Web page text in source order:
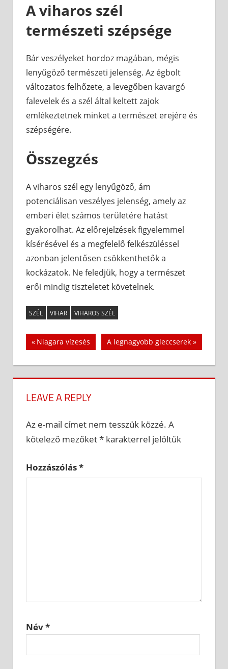
A viharos szél
természeti szépsége
Bár veszélyeket hordoz magában, mégis
lenyűgöző természeti jelenség. Az égbolt
változatos felhőzete, a levegőben kavargó
falevelek és a szél által keltett zajok
emlékeztetnek minket a természet erejére és
szépségére.
Összegzés
A viharos szél egy lenyűgöző, ám
potenciálisan veszélyes jelenség, amely az
emberi élet számos területére hatást
gyakorolhat. Az előrejelzések figyelemmel
kísérésével és a megfelelő felkészüléssel
azonban jelentősen csökkenthetők a
kockázatok. Ne feledjük, hogy a természet
erői mindig tiszteletet követelnek.
SZÉL VIHAR VIHAROS SZÉL
Bejegyzés
navigáció
Previous
Post:
Niagara vízesés
Next
Post:
A legnagyobb gleccserek
LEAVE A REPLY
Az e-mail címet nem tesszük közzé. A
kötelező mezőket* karakterrel jelöltük
Hozzászólás*
Név*